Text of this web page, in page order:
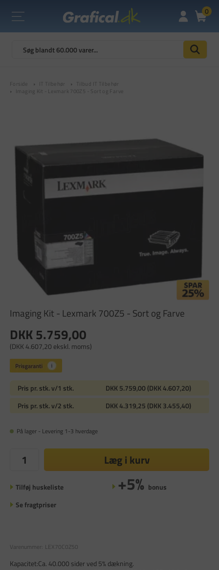
0
Forside IT Tilbehør
Tilbud IT Tilbehør
Imaging Kit - Lexmark 700Z5 - Sort og Farve
Imaging Kit - Lexmark 700Z5 - Sort og Farve
DKK 5.759,00
(DKK 4.607,20 ekskl. moms)
Pris pr. stk. v/1 stk.
DKK 5.759,00 (DKK 4.607,20)
Pris pr. stk. v/2 stk.
DKK 4.319,25 (DKK 3.455,40)
På lager - Levering 1-3 hverdage
Læg i kurv
Tilføj huskeliste +5% bonus
Se fragtpriser
Varenummer: LEX70C0Z50
Kapacitet:Ca. 40.000 sider ved 5% dækning.